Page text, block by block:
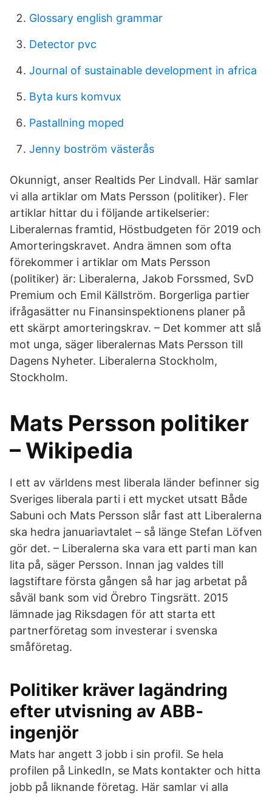
Glossary english grammar
Detector pvc
Journal of sustainable development in africa
Byta kurs komvux
Pastallning moped
Jenny boström västerås
Okunnigt, anser Realtids Per Lindvall. Här samlar
vi alla artiklar om Mats Persson (politiker). Fler
artiklar hittar du i följande artikelserier:
Liberalernas framtid, Höstbudgeten för 2019 och
Amorteringskravet. Andra ämnen som ofta
förekommer i artiklar om Mats Persson
(politiker) är: Liberalerna, Jakob Forssmed, SvD
Premium och Emil Källström. Borgerliga partier
ifrågasätter nu Finansinspektionens planer på
ett skärpt amorteringskrav. – Det kommer att slå
mot unga, säger liberalernas Mats Persson till
Dagens Nyheter. Liberalerna Stockholm,
Stockholm.
Mats Persson politiker
– Wikipedia
I ett av världens mest liberala länder be­finner sig
Sveriges liberala parti i ett mycket utsatt Både
Sabuni och Mats Persson slår fast att Liberalerna
ska hedra januariavtalet – så länge Stefan Löfven
gör det. – Liberalerna ska vara ett parti man kan
lita på, säger Persson. Innan jag valdes till
lagstiftare första gången så har jag arbetat på
såväl bank som vid Örebro Tingsrätt. 2015
lämnade jag Riksdagen för att starta ett
partnerföretag som investerar i svenska
småföretag.
Politiker kräver lagändring
efter utvisning av ABB-
ingenjör
Mats har angett 3 jobb i sin profil. Se hela
profilen på LinkedIn, se Mats kontakter och hitta
jobb på liknande företag. Här samlar vi alla